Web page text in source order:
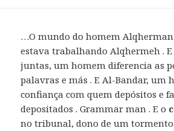
…O mundo do homem Alqherman
estava trabalhando Alqhermeh .
juntas, um homem diferencia as
palavras e más . E Al-Bandar, um
confiança com quem depósitos e
depositados . Grammar man . E o
no tribunal, dono de um